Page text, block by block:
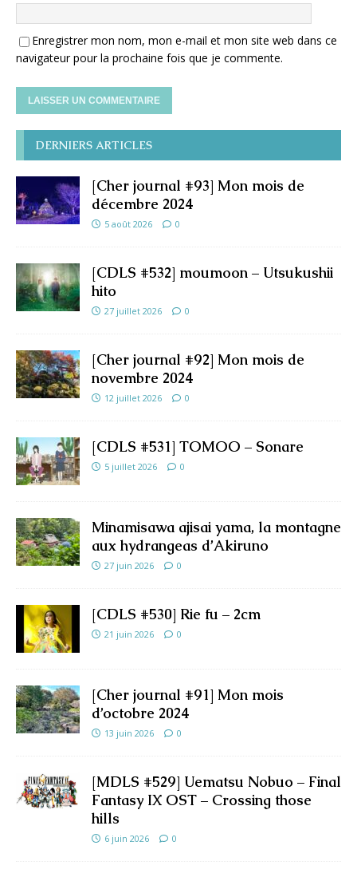
Enregistrer mon nom, mon e-mail et mon site web dans ce
navigateur pour la prochaine fois que je commente.
DERNIERS ARTICLES
[Cher journal #93] Mon mois de
décembre 2024
5 août 2026 0
[CDLS #532] moumoon – Utsukushii
hito
27 juillet 2026 0
[Cher journal #92] Mon mois de
novembre 2024
12 juillet 2026 0
[CDLS #531] TOMOO – Sonare
5 juillet 2026 0
Minamisawa ajisai yama, la montagne
aux hydrangeas d’Akiruno
27 juin 2026 0
[CDLS #530] Rie fu – 2cm
21 juin 2026 0
[Cher journal #91] Mon mois
d’octobre 2024
13 juin 2026 0
[MDLS #529] Uematsu Nobuo – Final
Fantasy IX OST – Crossing those
hills
6 juin 2026 0